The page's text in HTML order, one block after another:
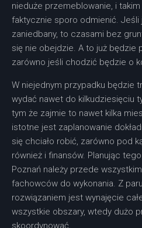
nieduże przemeblowanie, i
faktycznie sporo odmienić. Jeśli
zaniedbany, to czasami bez
się nie obejdzie. A to już będzie
zarówno jeśli chodzić będzie o
W niejednym przypadku będzie
wydać nawet do kilkudziesięciu
tym że zajmie to nawet kilka
istotne jest zaplanowanie
się chciało robić, zarówno pod
również i finansów. Planując
Poznań należy przede
fachowców do wykonania. Z
rozwiązaniem jest wynajęcie
wszystkie obszary, wtedy dużo
skoordynować.